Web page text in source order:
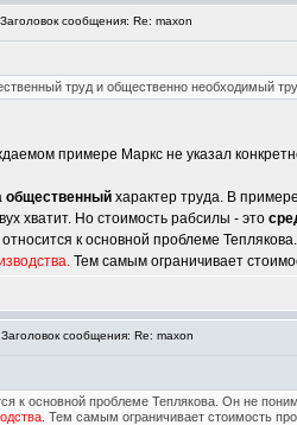
сообщения: Re: maxon
труд и общественно необходимый
примере Маркс не указал
общественный характер труда. В
хватит. Но стоимость рабсилы - это
к основной проблеме
Тем самым ограничивает
сообщения: Re: maxon
к основной проблеме Теплякова. Он не
Тем самым ограничивает стоимость